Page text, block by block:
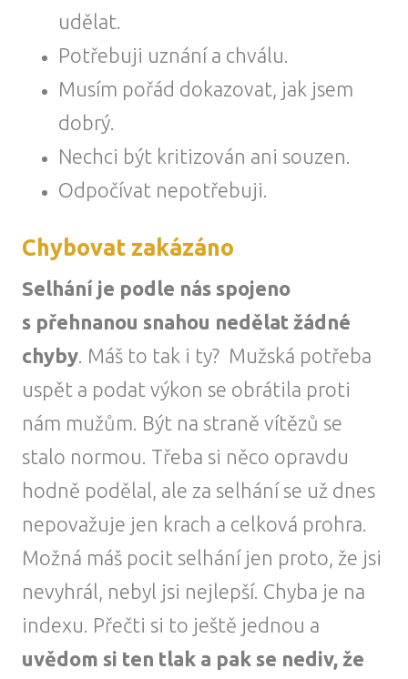
udělat.
Potřebuji uznání a chválu.
Musím pořád dokazovat, jak jsem
dobrý.
Nechci být kritizován ani souzen.
Odpočívat nepotřebuji.
Chybovat zakázáno
Selhání je podle nás spojeno
s přehnanou snahou nedělat žádné
chyby . Máš to tak i ty? Mužská potřeba
uspět a podat výkon se obrátila proti
nám mužům. Být na straně vítězů se
stalo normou. Třeba si něco opravdu
hodně podělal, ale za selhání se už dnes
nepovažuje jen krach a celková prohra.
Možná máš pocit selhání jen proto, že jsi
nevyhrál, nebyl jsi nejlepší. Chyba je na
indexu. Přečti si to ještě jednou a
uvědom si ten tlak a pak se nediv, že